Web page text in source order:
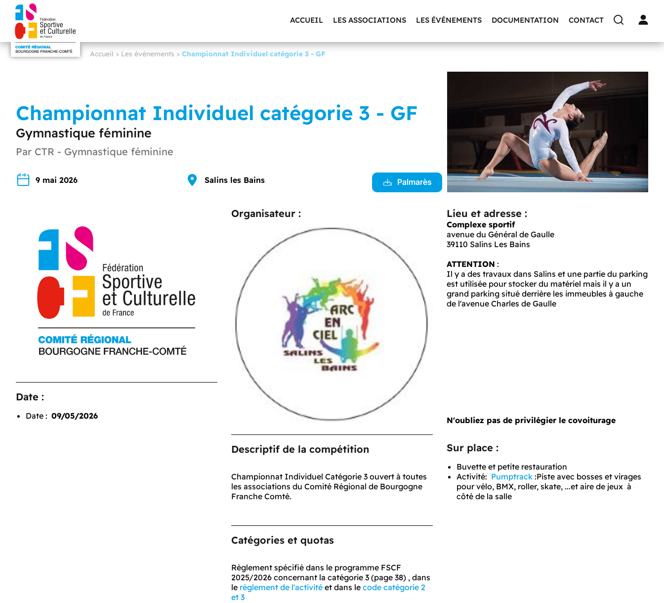
ACCUEIL LES ASSOCIATIONS LES ÉVÉNEMENTS DOCUMENTATION CONTACT
Accueil > Les événements > Championnat Individuel catégorie 3 - GF
Championnat Individuel catégorie 3 - GF
Gymnastique féminine
Par CTR - Gymnastique féminine
9 mai 2026 Salins les Bains Palmarès
Date :
Date : 09/05/2026
Organisateur :
Descriptif de la compétition
Championnat Individuel Catégorie 3 ouvert à toutes
les associations du Comité Régional de Bourgogne
Franche Comté.
Catégories et quotas
Règlement spécifié dans le programme FSCF
2025/2026 concernant la catégorie 3 (page 38) , dans
le règlement de l'activitéet dans le code catégorie 2
et 3
Lieu et adresse :
Complexe sportif
avenue du Général de Gaulle
39110 Salins Les Bains
ATTENTION :
Il y a des travaux dans Salins et une partie du parking
est utilisée pour stocker du matériel mais il y a un
grand parking situé derrière les immeubles à gauche
de l'avenue Charles de Gaulle
N'oubliez pas de privilégier le covoiturage
Sur place :
Buvette et petite restauration
Activité: Pumptrack :Piste avec bosses et virages
pour vélo, BMX, roller, skate, ...et aire de jeux à
côté de la salle